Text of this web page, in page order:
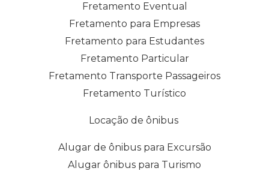
Fretamento Eventual
Fretamento para Empresas
Fretamento para Estudantes
Fretamento Particular
Fretamento Transporte Passageiros
Fretamento Turístico
Locação de ônibus
Alugar de ônibus para Excursão
Alugar ônibus para Turismo